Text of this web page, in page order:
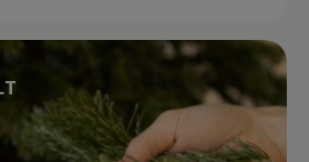
werden und uns so